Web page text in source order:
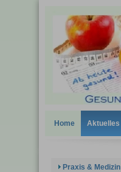
Home Aktuelles
Praxis & Medizin